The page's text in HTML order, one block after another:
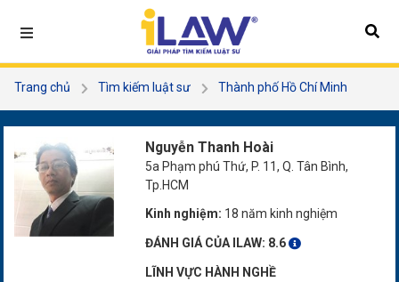
Trang chủ Tìm kiếm luật sư
Thành phố Hồ Chí Minh
Nguyễn Thanh Hoài
5a Phạm phú Thứ, P. 11, Q. Tân Bình,
Tp.HCM
Kinh nghiệm: 18 năm kinh nghiệm
ĐÁNH GIÁ CỦA ILAW: 8.6
LĨNH VỰC HÀNH NGHỀ